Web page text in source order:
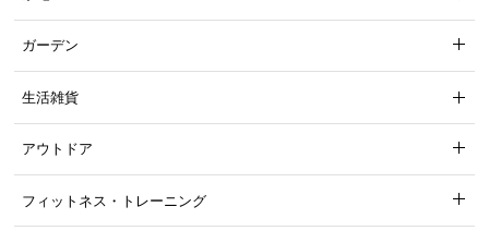
ガーデン
生活雑貨
アウトドア
フィットネス・トレーニング